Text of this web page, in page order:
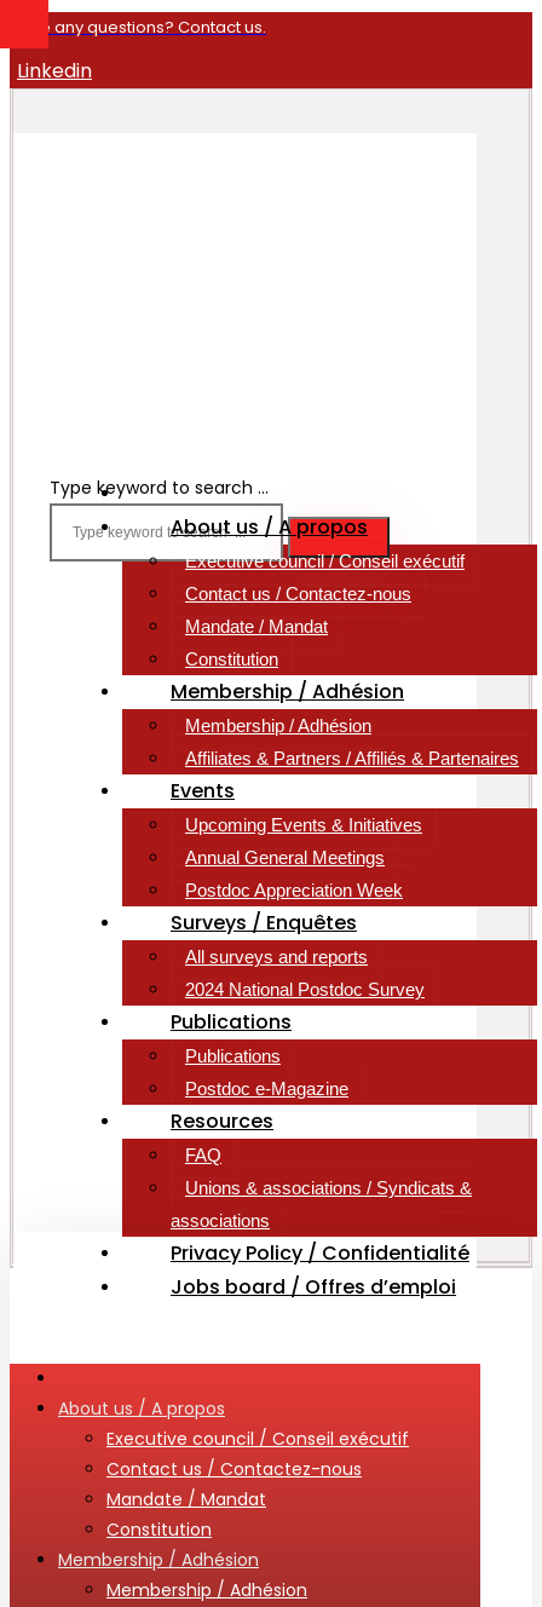
Have any questions? Contact us.
Linkedin
Type keyword to search ...
About us / A propos
Executive council / Conseil exécutif
Contact us / Contactez-nous
Mandate / Mandat
Constitution
Membership / Adhésion
Membership / Adhésion
Affiliates & Partners / Affiliés & Partenaires
Events
Upcoming Events & Initiatives
Annual General Meetings
Postdoc Appreciation Week
Surveys / Enquêtes
All surveys and reports
2024 National Postdoc Survey
Publications
Publications
Postdoc e-Magazine
Resources
FAQ
Unions & associations / Syndicats &
associations
Privacy Policy / Confidentialité
Jobs board / Offres d’emploi
About us / A propos
Executive council / Conseil exécutif
Contact us / Contactez-nous
Mandate / Mandat
Constitution
Membership / Adhésion
Membership / Adhésion